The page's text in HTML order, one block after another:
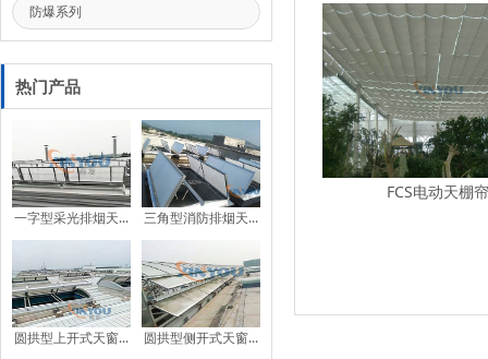
防爆系列
热门产品
一字型采光排烟天... 三角型消防排烟天...
圆拱型上开式天窗... 圆拱型侧开式天窗...
FCS电动天棚帘